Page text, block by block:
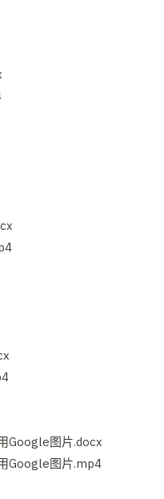
Google图片.docx
Google图片.mp4